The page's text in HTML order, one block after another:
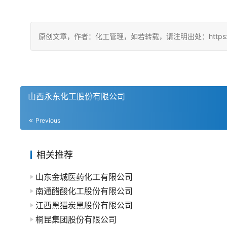
原创文章，作者：化工管理，如若转载，请注明出处：
山西永东化工股份有限公司
Previous
相关推荐
山东金城医药化工有限公司
南通醋酸化工股份有限公司
江西黑猫炭黑股份有限公司
桐昆集团股份有限公司